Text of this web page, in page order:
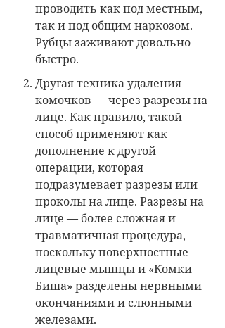
проводить как под местным,
так и под общим наркозом.
Рубцы заживают довольно
быстро.
Другая техника удаления
комочков — через разрезы на
лице. Как правило, такой
способ применяют как
дополнение к другой
операции, которая
подразумевает разрезы или
проколы на лице. Разрезы на
лице — более сложная и
травматичная процедура,
поскольку поверхностные
лицевые мышцы и «Комки
Биша» разделены нервными
окончаниями и слюнными
железами.